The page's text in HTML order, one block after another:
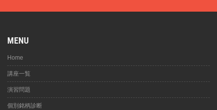
MENU
Home
講座一覧
演習問題
個別銘柄診断